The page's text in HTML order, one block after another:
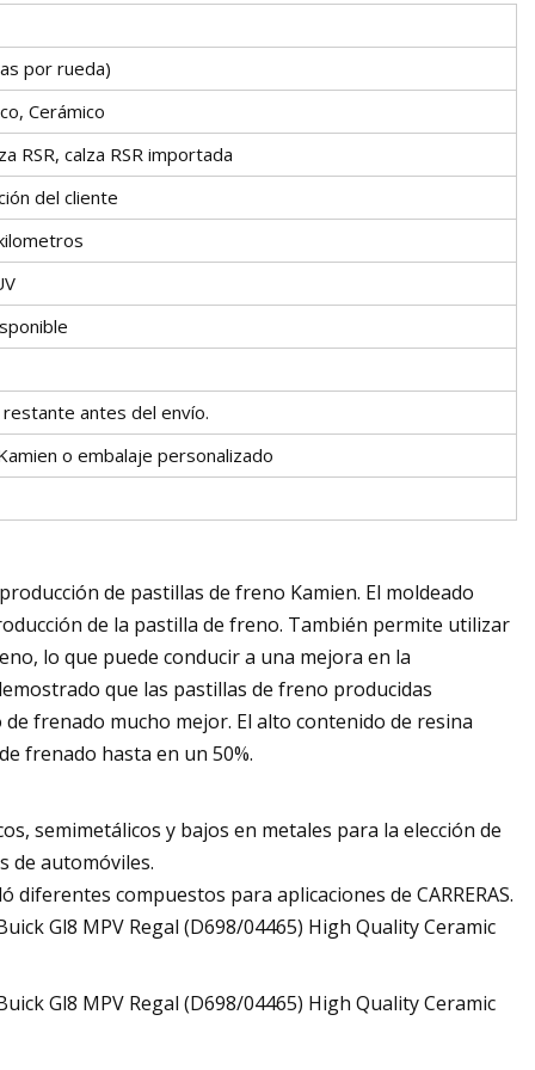
por rueda)
Cerámico
RSR, calza RSR importada
del cliente
antes del envío.
o embalaje personalizado
de pastillas de freno Kamien. El moldeado
de la pastilla de freno. También permite utilizar
lo que puede conducir a una mejora en la
que las pastillas de freno producidas
frenado mucho mejor. El alto contenido de resina
frenado hasta en un 50%.
semimetálicos y bajos en metales para la elección de
de automóviles.
compuestos para aplicaciones de CARRERAS.